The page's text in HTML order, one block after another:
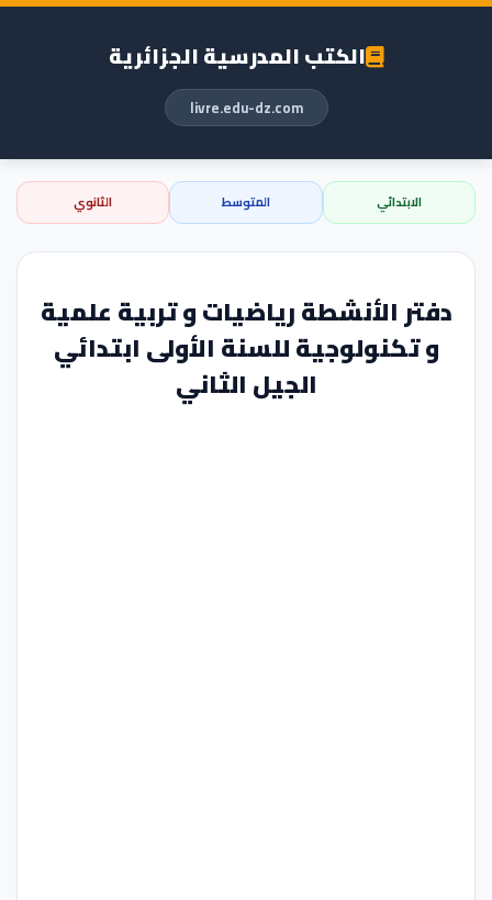
الكتب المدرسية الجزائرية
livre.edu-dz.com
الابتدائي المتوسط الثانوي
دفتر الأنشطة رياضيات و تربية علمية
و تكنولوجية للسنة الأولى ابتدائي
الجيل الثاني